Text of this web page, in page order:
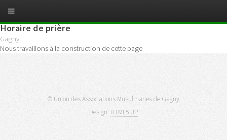
Horaire de prière
Gagny
Nous travaillons à la construction de cette page
© Union des Associations Musulmanes de Gagny
Design: HTML5 UP